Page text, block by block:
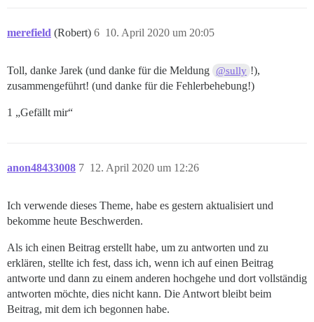
merefield (Robert) 10. April 2020 um 20:05
6
Toll, danke Jarek (und danke für die Meldung @sully !),
zusammengeführt! (und danke für die Fehlerbehebung!)
1 „Gefällt mir“
anon48433008 12. April 2020 um 12:26
7
Ich verwende dieses Theme, habe es gestern aktualisiert und
bekomme heute Beschwerden.
Als ich einen Beitrag erstellt habe, um zu antworten und zu
erklären, stellte ich fest, dass ich, wenn ich auf einen Beitrag
antworte und dann zu einem anderen hochgehe und dort vollständig
antworten möchte, dies nicht kann. Die Antwort bleibt beim
Beitrag, mit dem ich begonnen habe.